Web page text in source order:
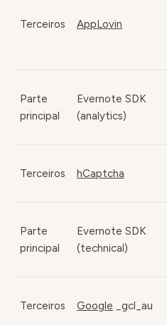
Terceiros AppLovin
Parte
principal
Evernote SDK
(analytics)
Terceiros hCaptcha
Parte
principal
Evernote SDK
(technical)
Terceiros Google _gcl_au